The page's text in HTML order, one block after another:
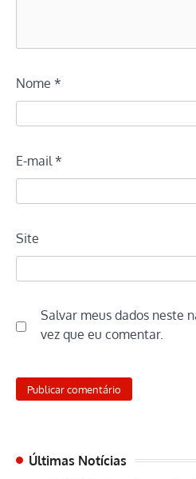
Nome *
E-mail *
Site
Salvar meus dados neste
vez que eu comentar.
Últimas Notícias